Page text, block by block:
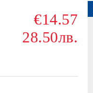
€14.57
28.50лв.